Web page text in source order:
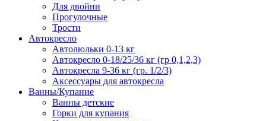
Для двойни
Прогулочные
Трости
Автокресло
Автолюльки 0-13 кг
Автокресло 0-18/25/36 кг (гр 0,1,2,3)
Автокресла 9-36 кг (гр. 1/2/3)
Аксессуары для автокресла
Ванны/Купание
Ванны детские
Горки для купания